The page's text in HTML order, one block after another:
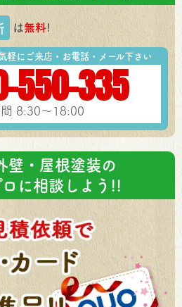
は無料!
軽にご来店・お電話・メール下さい
550-335
8:30～18:00
壁・屋根塗装の
ロに相談しよう!!